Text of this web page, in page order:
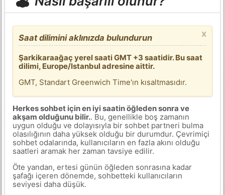
x
Saat dilimini aklınızda bulundurun
Şarkikaraağaç yerel saati GMT +3 saatidir. Bu saat
dilimi, Europe/Istanbul adresine aittir.
GMT, Standart Greenwich Time'ın kısaltmasıdır.
Herkes sohbet için en iyi saatin öğleden sonra ve
akşam olduğunu bilir.. Bu, genellikle boş zamanın
uygun olduğu ve dolayısıyla bir sohbet partneri bulma
olasılığının daha yüksek olduğu bir durumdur. Çevrimiçi
sohbet odalarında, kullanıcıların en fazla akını olduğu
saatleri aramak her zaman tavsiye edilir.
Öte yandan, ertesi günün öğleden sonrasına kadar
şafağı içeren dönemde, sohbetteki kullanıcıların
seviyesi daha düşük.